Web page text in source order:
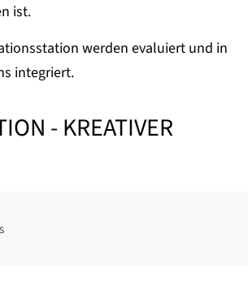
ist.
werden evaluiert und in
integriert.
- KREATIVER